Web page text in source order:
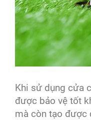
Khi sử dụng cửa
được bảo vệ tốt
mà còn tạo được